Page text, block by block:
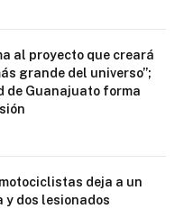
al proyecto que creará
grande del universo”;
de Guanajuato forma
deja a un
y dos lesionados